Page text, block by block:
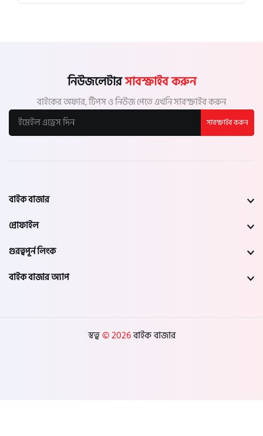
নিউজলেটারসাবস্ক্রাইব করুন
বাইকের অফার, টিপস ও নিউজ পেতে এখনি সাবস্ক্রাইব করুন
সাবস্ক্রাইব করুন
বাইক বাজার
প্রোফাইল
গুরত্বপূর্ন লিংক
বাইক বাজার অ্যাপ
স্বত্ব© 2026বাইক বাজার